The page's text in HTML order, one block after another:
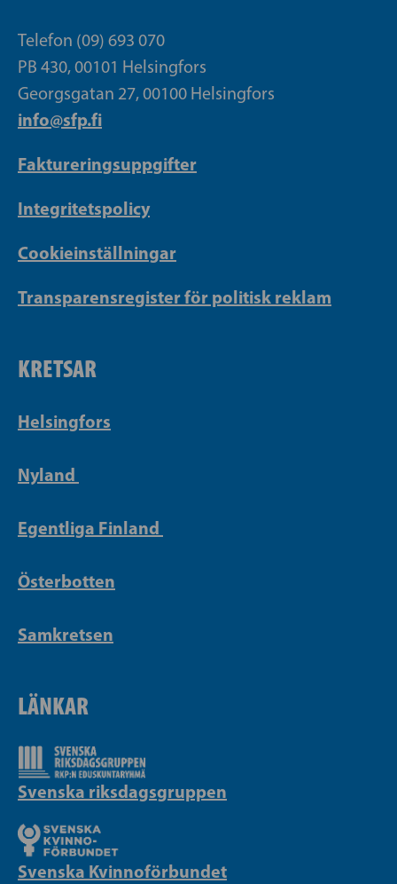
Telefon (09) 693 070
PB 430, 00101 Helsingfors
Georgsgatan 27, 00100 Helsingfors
info@sfp.fi
Faktureringsuppgifter
Integritetspolicy
Cookieinställningar
Transparensregister för politisk reklam
KRETSAR
Helsingfors
Nyland
Egentliga Finland
Österbotten
Samkretsen
LÄNKAR
Svenska riksdagsgruppen
Svenska Kvinnoförbundet